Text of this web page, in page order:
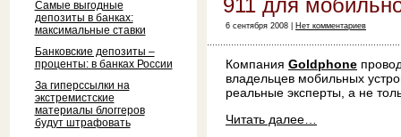
Самые выгодные
депозиты в банках:
максимальные ставки
Банковские депозиты –
проценты: в банках России
За гиперссылки на
экстремистские
материалы блоггеров
будут штрафовать
911 для
6 сентября 2008 | Нет комментариев
Компания Goldphone
владельцев мобильных
реальные эксперты, а не
Читать далее…